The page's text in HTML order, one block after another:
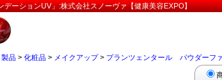
ーションUV」:株式会社スノーヴァ【健康美容EXPO】
製品 > 化粧品 > メイクアップ> プランツェンタール パウダーフ